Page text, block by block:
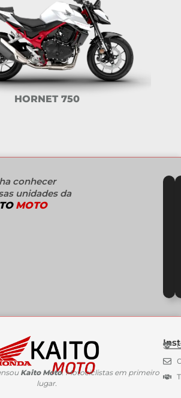
HORNET 750
conhecer
unidades da
MOTO
Kaito Moto. Motociclistas em primeiro
lugar.